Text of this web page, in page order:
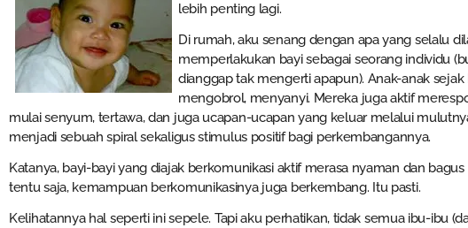
lebih penting lagi.
Di rumah, aku senang dengan apa yang selalu
memperlakukan bayi sebagai seorang individu
dianggap tak mengerti apapun). Anak-anak
mengobrol, menyanyi. Mereka juga aktif
mulai senyum, tertawa, dan juga ucapan-ucapan yang keluar melalui
menjadi sebuah spiral sekaligus stimulus positif bagi perkembangannya.
Katanya, bayi-bayi yang diajak berkomunikasi aktif merasa nyaman dan
tentu saja, kemampuan berkomunikasinya juga berkembang. Itu pasti.
Kelihatannya hal seperti ini sepele. Tapi aku perhatikan, tidak semua ibu-ibu